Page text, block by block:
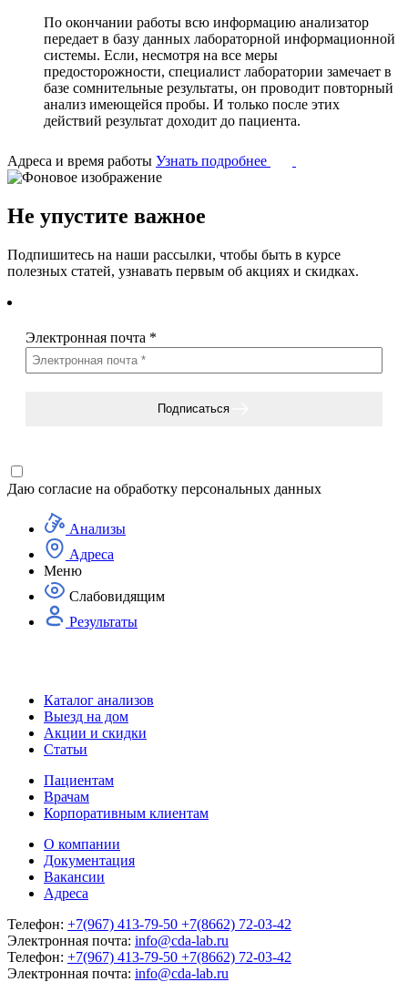
По окончании работы всю информацию анализатор
передает в базу данных лабораторной информационной
системы. Если, несмотря на все меры
предосторожности, специалист лаборатории замечает в
базе сомнительные результаты, он проводит повторный
анализ имеющейся пробы. И только после этих
действий результат доходит до пациента.
Адреса и время работы Узнать подробнее
Не упустите важное
Подпишитесь на наши рассылки, чтобы быть в курсе
полезных статей, узнавать первым об акциях и скидках.
Электронная почта *
Подписаться
Даю согласие на обработку персональных данных
Анализы
Адреса
Меню
Слабовидящим
Результаты
Каталог анализов
Выезд на дом
Акции и скидки
Статьи
Пациентам
Врачам
Корпоративным клиентам
О компании
Документация
Вакансии
Адреса
Телефон: +7(967) 413-79-50 +7(8662) 72-03-42
Электронная почта: info@cda-lab.ru
Телефон: +7(967) 413-79-50 +7(8662) 72-03-42
Электронная почта: info@cda-lab.ru